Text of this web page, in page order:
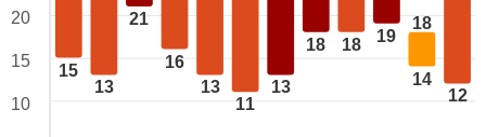
15
13
21
16
13
11
13
18 18 19
18
14
12
20
15
10